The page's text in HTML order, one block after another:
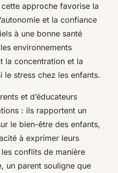
approche favorise la
et la confiance
à une bonne santé
environnements
la concentration et la
le stress chez les enfants.
et d’éducateurs
: ils rapportent un
le bien-être des enfants,
à exprimer leurs
conflits de manière
un parent souligne que